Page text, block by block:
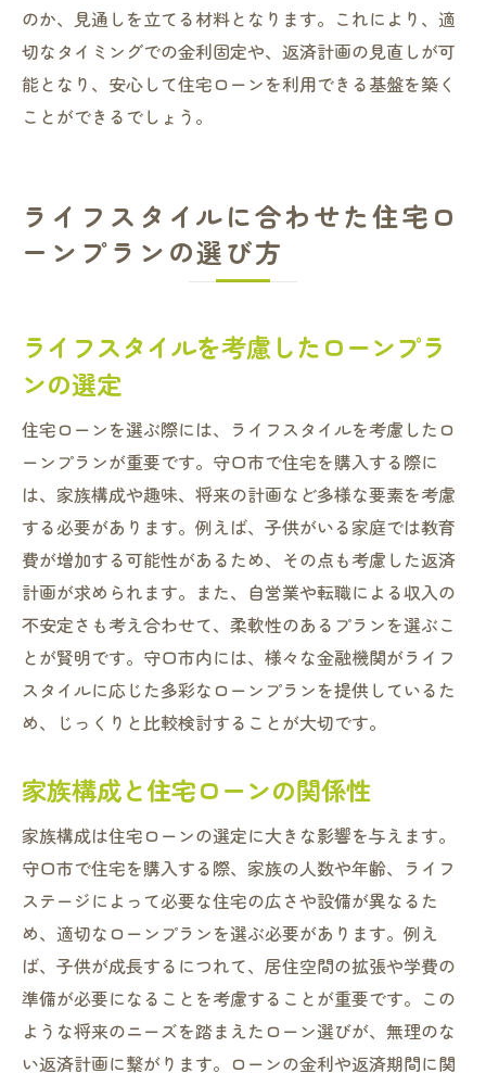
のか、見通しを立てる材料となります。これにより、適
切なタイミングでの金利固定や、返済計画の見直しが可
能となり、安心して住宅ローンを利用できる基盤を築く
ことができるでしょう。
ライフスタイルに合わせた住宅ロ
ーンプランの選び方
ライフスタイルを考慮したローンプラ
ンの選定
住宅ローンを選ぶ際には、ライフスタイルを考慮したロ
ーンプランが重要です。守口市で住宅を購入する際に
は、家族構成や趣味、将来の計画など多様な要素を考慮
する必要があります。例えば、子供がいる家庭では教育
費が増加する可能性があるため、その点も考慮した返済
計画が求められます。また、自営業や転職による収入の
不安定さも考え合わせて、柔軟性のあるプランを選ぶこ
とが賢明です。守口市内には、様々な金融機関がライフ
スタイルに応じた多彩なローンプランを提供しているた
め、じっくりと比較検討することが大切です。
家族構成と住宅ローンの関係性
家族構成は住宅ローンの選定に大きな影響を与えます。
守口市で住宅を購入する際、家族の人数や年齢、ライフ
ステージによって必要な住宅の広さや設備が異なるた
め、適切なローンプランを選ぶ必要があります。例え
ば、子供が成長するにつれて、居住空間の拡張や学費の
準備が必要になることを考慮することが重要です。この
ような将来のニーズを踏まえたローン選びが、無理のな
い返済計画に繋がります。ローンの金利や返済期間に関